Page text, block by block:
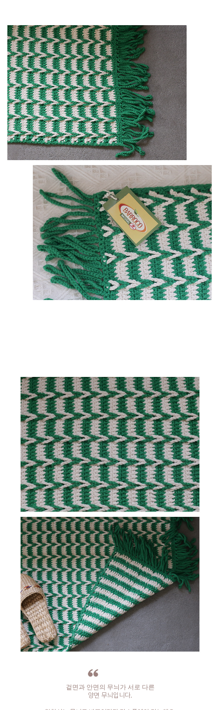
겉면과 안면의 무늬가 서로 다른
양면 무늬입니다.